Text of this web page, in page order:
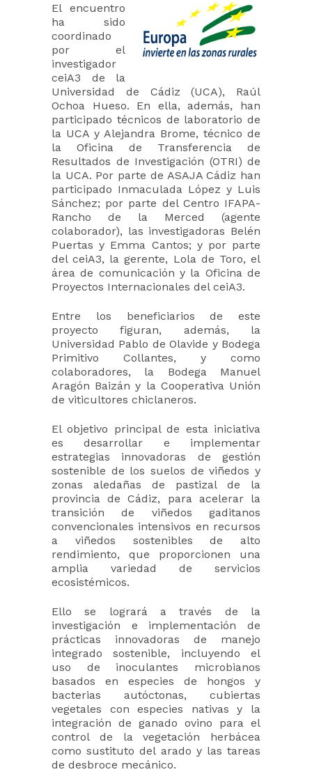
El encuentro
ha sido
coordinado
por el
investigador
ceiA3 de la
Universidad de Cádiz (UCA), Raúl
Ochoa Hueso. En ella, además, han
participado técnicos de laboratorio de
la UCA y Alejandra Brome, técnico de
la Oficina de Transferencia de
Resultados de Investigación (OTRI) de
la UCA. Por parte de ASAJA Cádiz han
participado Inmaculada López y Luis
Sánchez; por parte del Centro IFAPA-
Rancho de la Merced (agente
colaborador), las investigadoras Belén
Puertas y Emma Cantos; y por parte
del ceiA3, la gerente, Lola de Toro, el
área de comunicación y la Oficina de
Proyectos Internacionales del ceiA3.
Entre los beneficiarios de este
proyecto figuran, además, la
Universidad Pablo de Olavide y Bodega
Primitivo Collantes, y como
colaboradores, la Bodega Manuel
Aragón Baizán y la Cooperativa Unión
de viticultores chiclaneros.
El objetivo principal de esta iniciativa
es desarrollar e implementar
estrategias innovadoras de gestión
sostenible de los suelos de viñedos y
zonas aledañas de pastizal de la
provincia de Cádiz, para acelerar la
transición de viñedos gaditanos
convencionales intensivos en recursos
a viñedos sostenibles de alto
rendimiento, que proporcionen una
amplia variedad de servicios
ecosistémicos.
Ello se logrará a través de la
investigación e implementación de
prácticas innovadoras de manejo
integrado sostenible, incluyendo el
uso de inoculantes microbianos
basados en especies de hongos y
bacterias autóctonas, cubiertas
vegetales con especies nativas y la
integración de ganado ovino para el
control de la vegetación herbácea
como sustituto del arado y las tareas
de desbroce mecánico.